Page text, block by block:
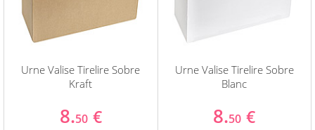
Urne Valise Tirelire Sobre
Kraft
8.50 €
Urne Valise Tirelire Sobre
Blanc
8.50 €